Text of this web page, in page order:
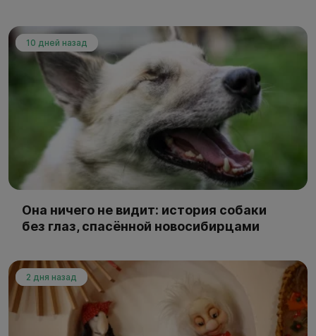
10 дней назад
Она ничего не видит: история собаки
без глаз, спасённой новосибирцами
2 дня назад